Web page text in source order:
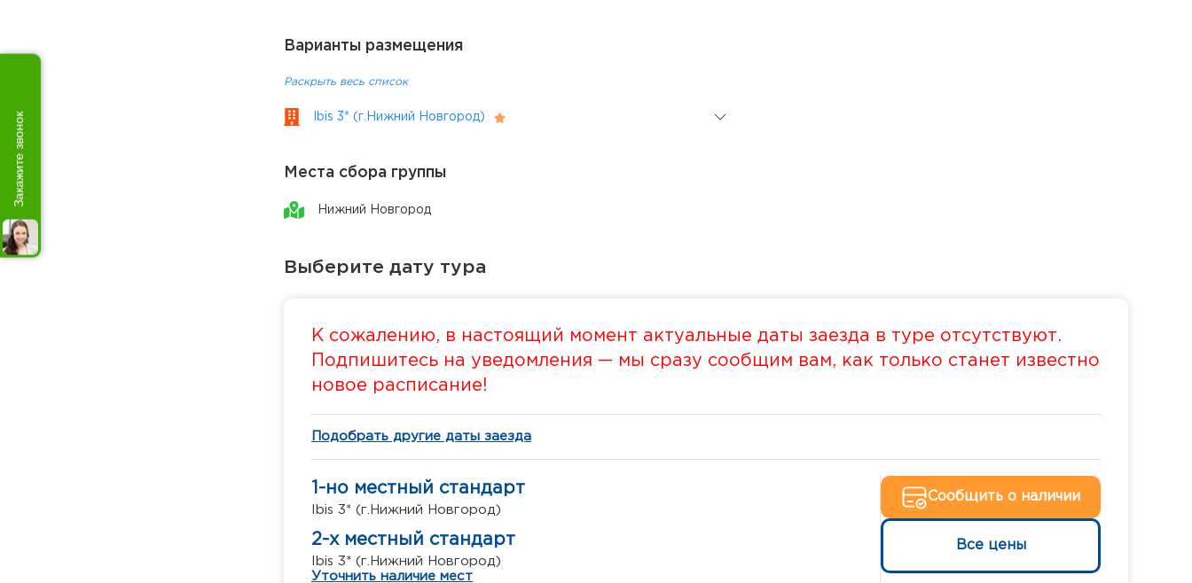
Варианты размещения
Раскрыть весь список
Ibis 3* (г.Нижний Новгород)
Места сбора группы
Нижний Новгород
Выберите дату тура
К сожалению, в настоящий момент актуальные даты заезда в туре отсутствуют.
Подпишитесь на уведомления — мы сразу сообщим вам, как только станет известно
новое расписание!
Подобрать другие даты заезда
1-но местный стандарт
Ibis 3* (г.Нижний Новгород)
2-х местный стандарт
Ibis 3* (г.Нижний Новгород)
Уточнить наличие мест
Сообщить о наличии
Все цены
Закажите звонок